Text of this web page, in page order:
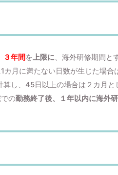
３年間を上限に、海外研修期間と
月に満たない日数が生じた場
し、45日以上の場合は２カ月と
の勤務終了後、１年以内に海外